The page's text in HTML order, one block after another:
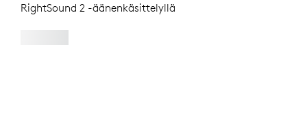
RightSound 2 -äänenkäsittelyllä